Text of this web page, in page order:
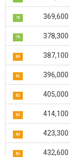
78 369,600
79 378,300
80 387,100
81 396,000
82 405,000
83 414,100
84 423,300
85 432,600